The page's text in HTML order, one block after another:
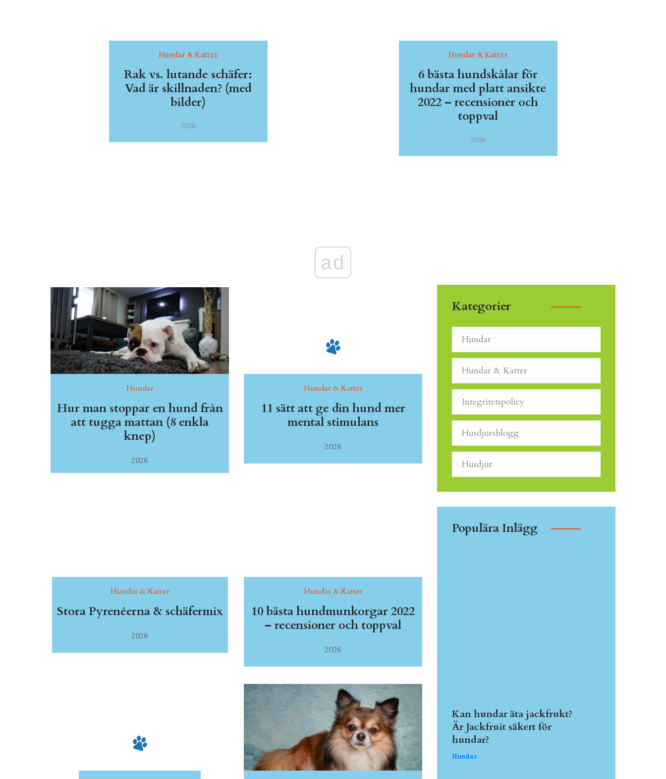
Hundar & Katter
Rak vs. lutande schäfer:
Vad är skillnaden? (med
bilder)
2026
Hundar & Katter
6 bästa hundskålar för
hundar med platt ansikte
2022 – recensioner och
toppval
2026
ad
Hundar
Hur man stoppar en hund från
att tugga mattan (8 enkla
knep)
2026
Hundar & Katter
11 sätt att ge din hund mer
mental stimulans
2026
Hundar & Katter
Stora Pyrenéerna & schäfermix
2026
Hundar & Katter
10 bästa hundmunkorgar 2022
– recensioner och toppval
2026
Kategorier
Hundar
Hundar & Katter
Integritetspolicy
Husdjursblogg
Husdjur
Populära Inlägg
Kan hundar äta jackfrukt?
Är Jackfruit säkert för
hundar?
Hundar